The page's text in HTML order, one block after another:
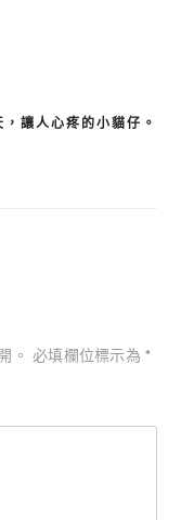
，讓人心疼的小貓仔。
。 必填欄位標示為*